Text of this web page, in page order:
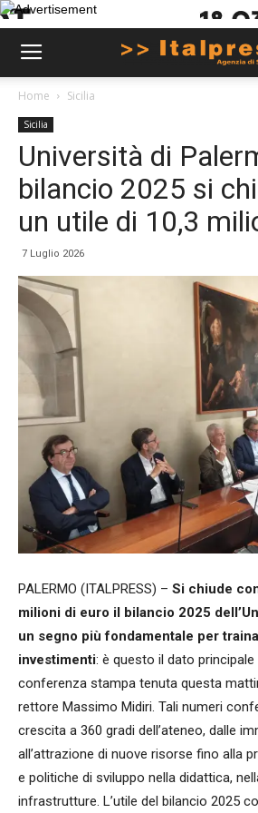
Home Sicilia
Sicilia
Università di
bilancio 2025 si
un utile di 10,3
7 Luglio 2026
PALERMO (ITALPRESS) – Si chiude
milioni di euro il bilancio 2025
un segno più fondamentale per
investimenti: è questo il dato
conferenza stampa tenuta questa
rettore Massimo Midiri. Tali numeri
crescita a 360 gradi dell’ateneo, dalle
all’attrazione di nuove risorse fino alla
e politiche di sviluppo nella didattica,
infrastrutture. L’utile del bilancio 2025